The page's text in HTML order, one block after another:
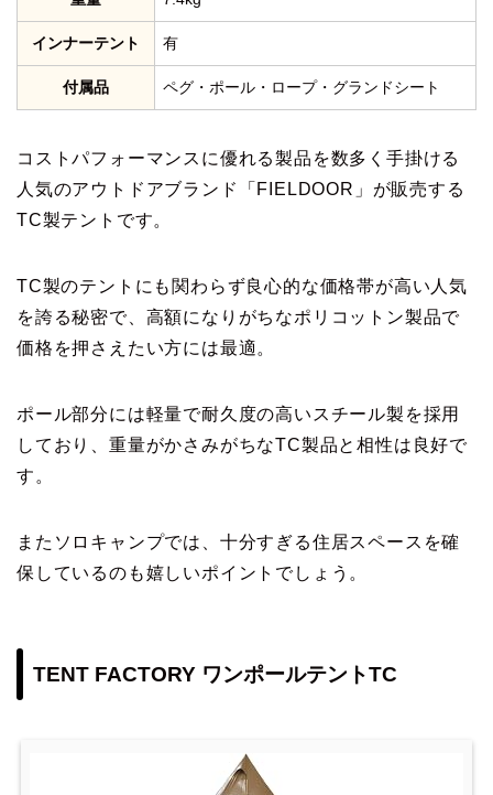
インナーテント 有
付属品 ペグ・ポール・ロープ・グランドシート
コストパフォーマンスに優れる製品を数多く手掛ける
人気のアウトドアブランド「FIELDOOR」が販売する
TC製テントです。
TC製のテントにも関わらず良心的な価格帯が高い人気
を誇る秘密で、高額になりがちなポリコットン製品で
価格を押さえたい方には最適。
ポール部分には軽量で耐久度の高いスチール製を採用
しており、重量がかさみがちなTC製品と相性は良好で
す。
またソロキャンプでは、十分すぎる住居スペースを確
保しているのも嬉しいポイントでしょう。
TENT FACTORY ワンポールテントTC